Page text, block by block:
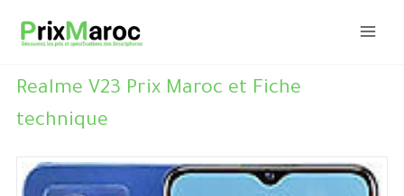
Realme V23 Prix Maroc et Fiche
technique